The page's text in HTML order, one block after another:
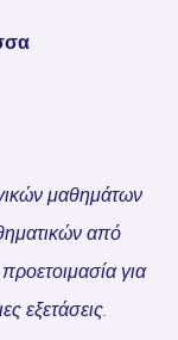
μαθημάτων
από
για
εξετάσεις.